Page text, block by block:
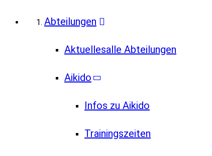
Abteilungen
Aktuellesalle Abteilungen
Aikido
Infos zu Aikido
Trainingszeiten